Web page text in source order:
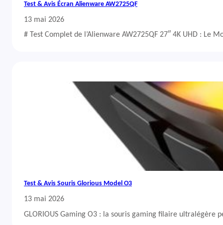
Test & Avis Écran Alienware AW2725QF
13 mai 2026
# Test Complet de l’Alienware AW2725QF 27″ 4K UHD : Le
Test & Avis Souris Glorious Model O3
13 mai 2026
GLORIOUS Gaming O3 : la souris gaming filaire ultralégère